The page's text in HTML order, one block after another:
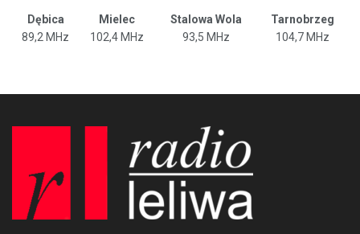
Dębica Mielec Stalowa Wola
Tarnobrzeg
89,2 MHz
102,4 MHz 93,5 MHz 104,7 MHz